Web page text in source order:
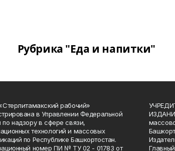
Рубрика "Еда и напитки"
рабочий»
в Управлении Федеральной
надзору в сфере связи,
технологий и массовых
по Республике Башкортостан.
номер ПИ № ТУ 02 - 01783 от